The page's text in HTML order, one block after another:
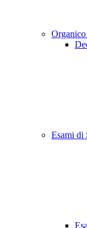
Organico
Esami di